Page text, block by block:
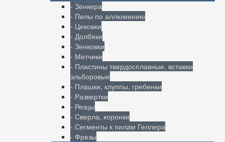
- Зенкера
- Пилы по аллюминию
- Цековки
- Долбяки
- Зенковки
- Метчики
- Пластины твердосплавные, вставки
эльборовые
- Плашки, клуппы, гребенки
- Развертки
- Резцы
- Сверла, коронки
- Сегменты к пилам Геллера
- Фрезы